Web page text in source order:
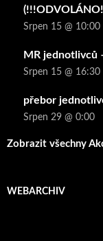
Srpen 15 @ 10:00
MR jednotlivců
Srpen 15 @ 16:30
přebor
Srpen 29 @ 0:00
Zobrazit všechny
WEBARCHIV